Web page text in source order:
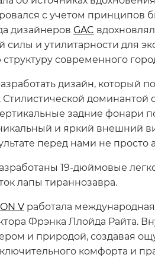
с учетом принципов
дизайнеров GAC
силы и утилитарности для
современного
дизайн, который
Стилистической
задние фонари
и яркий внешний
перед нами не
19-дюймовые
лапы тираннозавра.
V работала
Фрэнка Ллойда Райта.
и природой, создавая
комфорта и